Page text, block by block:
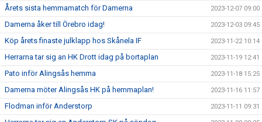
Årets sista hemmamatch för Damerna 2023-12-07 09:00
Damerna åker till Örebro idag! 2023-12-03 09:45
Köp årets finaste julklapp hos Skånela IF 2023-11-22 10:14
Herrarna tar sig an HK Drott idag på bortaplan 2023-11-19 12:41
Pato inför Alingsås hemma 2023-11-18 15:25
Damerna möter Alingsås HK på hemmaplan! 2023-11-16 11:57
Flodman inför Anderstorp 2023-11-11 09:31